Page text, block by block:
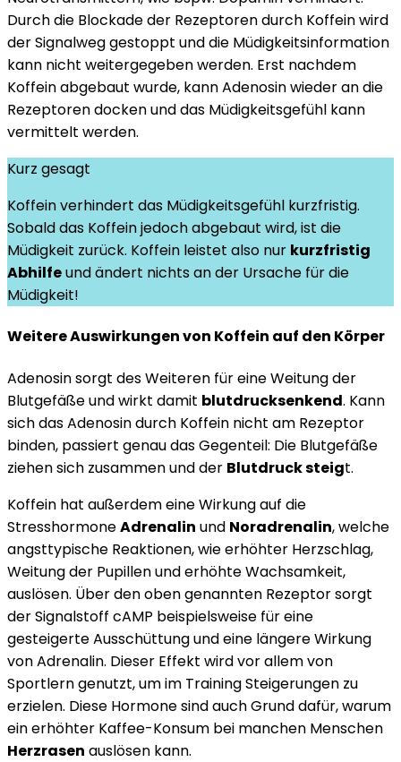
Durch die Blockade der Rezeptoren durch Koffein wird
der Signalweg gestoppt und die Müdigkeitsinformation
kann nicht weitergegeben werden. Erst nachdem
Koffein abgebaut wurde, kann Adenosin wieder an die
Rezeptoren docken und das Müdigkeitsgefühl kann
vermittelt werden.
Kurz gesagt
Koffein verhindert das Müdigkeitsgefühl kurzfristig.
Sobald das Koffein jedoch abgebaut wird, ist die
Müdigkeit zurück. Koffein leistet also nur kurzfristig
Abhilfeund ändert nichts an der Ursache für die
Müdigkeit!
Weitere Auswirkungen von Koffein auf den Körper
Adenosin sorgt des Weiteren für eine Weitung der
Blutgefäße und wirkt damit blutdrucksenkend. Kann
sich das Adenosin durch Koffein nicht am Rezeptor
binden, passiert genau das Gegenteil: Die Blutgefäße
ziehen sich zusammen und der Blutdruck steigt.
Koffein hat außerdem eine Wirkung auf die
StresshormoneAdrenalin und Noradrenalin, welche
angsttypische Reaktionen, wie erhöhter Herzschlag,
Weitung der Pupillen und erhöhte Wachsamkeit,
auslösen. Über den oben genannten Rezeptor sorgt
der Signalstoff cAMP beispielsweise für eine
gesteigerte Ausschüttung und eine längere Wirkung
von Adrenalin. Dieser Effekt wird vor allem von
Sportlern genutzt, um im Training Steigerungen zu
erzielen. Diese Hormone sind auch Grund dafür, warum
ein erhöhter Kaffee-Konsum bei manchen Menschen
Herzrasen auslösen kann.